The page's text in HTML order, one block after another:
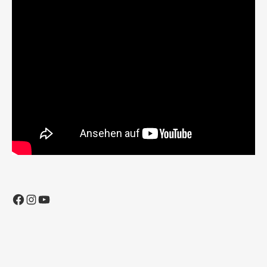
Facebook
Instagram
YouTube